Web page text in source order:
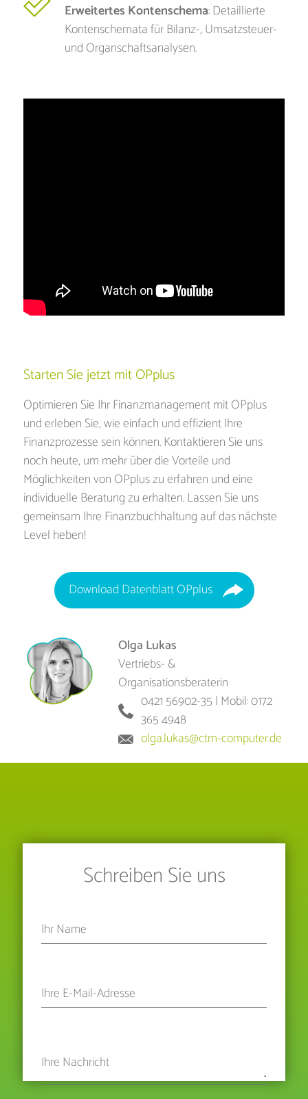
Erweitertes Kontenschema: Detaillierte
Kontenschemata für Bilanz-, Umsatzsteuer-
und Organschaftsanalysen.
Starten Sie jetzt mit OPplus
Optimieren Sie Ihr Finanzmanagement mit OPplus
und erleben Sie, wie einfach und effizient Ihre
Finanzprozesse sein können. Kontaktieren Sie uns
noch heute, um mehr über die Vorteile und
Möglichkeiten von OPplus zu erfahren und eine
individuelle Beratung zu erhalten. Lassen Sie uns
gemeinsam Ihre Finanzbuchhaltung auf das nächste
Level heben!
Download Datenblatt OPplus
Olga Lukas
Vertriebs- &
Organisationsberaterin
0421 56902-35 | Mobil: 0172
365 4948
olga.lukas@ctm-computer.de
Schreiben Sie uns